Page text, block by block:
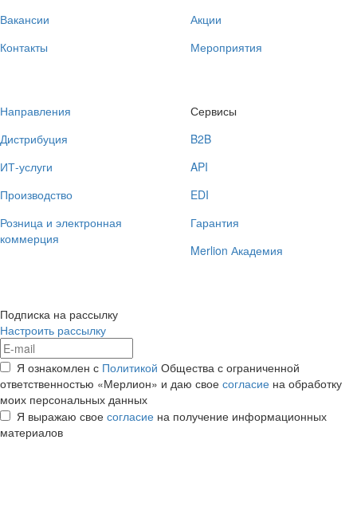
Вакансии
Контакты
Акции
Мероприятия
Направления
Дистрибуция
ИТ-услуги
Производство
Розница и электронная
коммерция
Сервисы
B2B
API
EDI
Гарантия
Merlion Академия
Подписка на рассылку
Настроить рассылку
Я ознакомлен с Политикой Общества с ограниченной
ответственностью «Мерлион» и даю свое согласие на обработку
моих персональных данных
Я выражаю свое согласие на получение информационных
материалов